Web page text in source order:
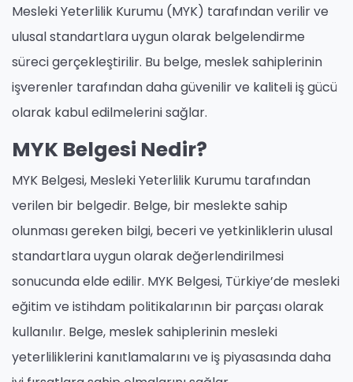
Mesleki Yeterlilik Kurumu (MYK) tarafından verilir ve
ulusal standartlara uygun olarak belgelendirme
süreci gerçekleştirilir. Bu belge, meslek sahiplerinin
işverenler tarafından daha güvenilir ve kaliteli iş gücü
olarak kabul edilmelerini sağlar.
MYK Belgesi Nedir?
MYK Belgesi, Mesleki Yeterlilik Kurumu tarafından
verilen bir belgedir. Belge, bir meslekte sahip
olunması gereken bilgi, beceri ve yetkinliklerin ulusal
standartlara uygun olarak değerlendirilmesi
sonucunda elde edilir. MYK Belgesi, Türkiye’de mesleki
eğitim ve istihdam politikalarının bir parçası olarak
kullanılır. Belge, meslek sahiplerinin mesleki
yeterliliklerini kanıtlamalarını ve iş piyasasında daha